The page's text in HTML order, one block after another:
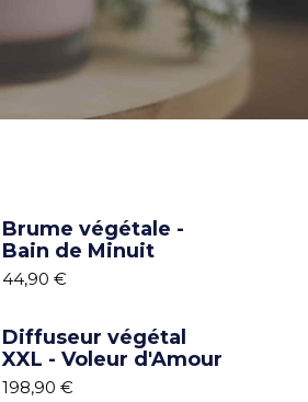
Brume végétale -
Bain de Minuit
44,90 €
Diffuseur végétal
XXL - Voleur d'Amour
198,90 €